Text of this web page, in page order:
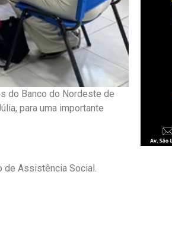
do Banco do Nordeste de
para uma importante
de Assistência Social.